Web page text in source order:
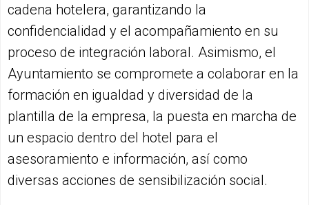
cadena hotelera, garantizando la
confidencialidad y el acompañamiento en su
proceso de integración laboral. Asimismo, el
Ayuntamiento se compromete a colaborar en la
formación en igualdad y diversidad de la
plantilla de la empresa, la puesta en marcha de
un espacio dentro del hotel para el
asesoramiento e información, así como
diversas acciones de sensibilización social.